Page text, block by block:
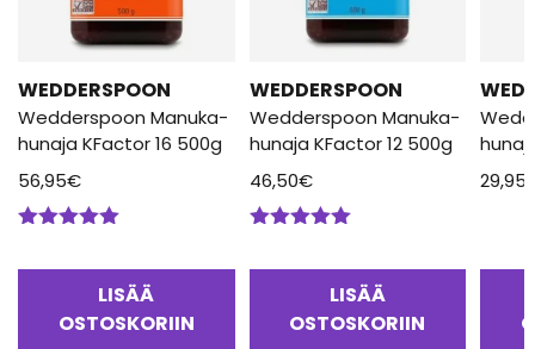
WEDDERSPOON
Wedderspoon Manuka-
hunaja KFactor 16 500g
56,95€
LISÄÄ
OSTOSKORIIN
WEDDERSPOON
Wedderspoon Manuka-
hunaja KFactor 12 500g
46,50€
LISÄÄ
OSTOSKORIIN
29,95